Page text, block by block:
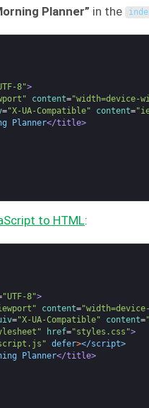
Planner” in the
8">
content="width=device-
="X-UA-Compatible" content=
Planner</title>
to HTML:
"UTF-8">
content=
="X-UA-Compatible" content=
href="styles.css">
defer></script>
Planner</title>